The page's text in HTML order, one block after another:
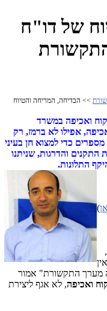
של דו"ח
>> הבדיחה, המריחה והטיוח
ואכיפה במשרד
אפילו לא ברמז, רק
כדי למצוא חן בעיני
והדרגות, שניתנו
התלונות.
)
מערך התקשורת" אמור
ואכיפה, לא אגף ליצירת